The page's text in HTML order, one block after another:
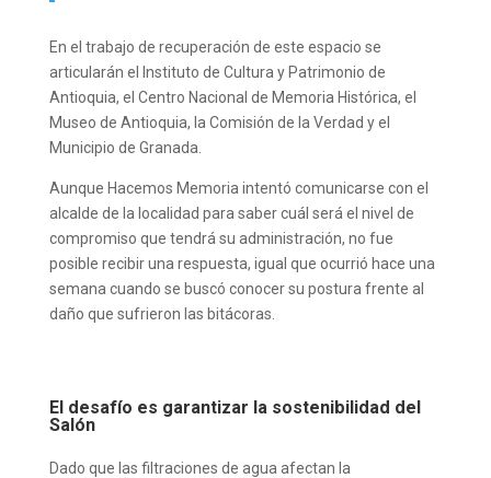
En el trabajo de recuperación de este espacio se
articularán el Instituto de Cultura y Patrimonio de
Antioquia, el Centro Nacional de Memoria Histórica, el
Museo de Antioquia, la Comisión de la Verdad y el
Municipio de Granada.
Aunque Hacemos Memoria intentó comunicarse con el
alcalde de la localidad para saber cuál será el nivel de
compromiso que tendrá su administración, no fue
posible recibir una respuesta, igual que ocurrió hace una
semana cuando se buscó conocer su postura frente al
daño que sufrieron las bitácoras.
El desafío es garantizar la sostenibilidad del
Salón
Dado que las filtraciones de agua afectan la